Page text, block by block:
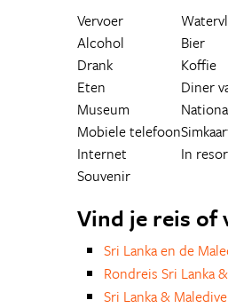
Vervoer
Alcohol
Bier
Drank
Koffie
Eten
Diner
Museum
Mobiele telefoon
Internet
In
Souvenir
Vind je reis of
Sri Lanka en de
Rondreis Sri Lanka
Sri Lanka &